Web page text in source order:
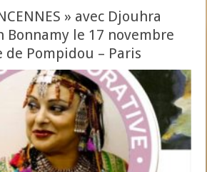
» avec Djouhra
Bonnamy le 17 novembre
de Pompidou – Paris